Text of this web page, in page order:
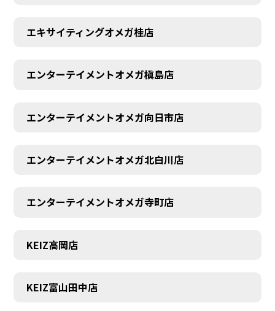
エキサイティングオメガ桂店
エンターテイメントオメガ槇島店
エンターテイメントオメガ向日市店
エンターテイメントオメガ北白川店
エンターテイメントオメガ寺町店
KEIZ高岡店
KEIZ富山田中店